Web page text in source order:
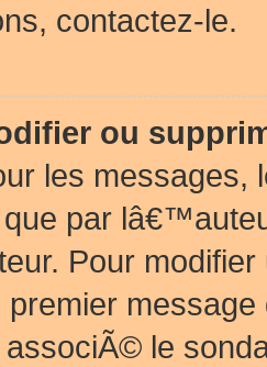
contactez-le.
ou
les messages,
par
Pour
associÃ© le